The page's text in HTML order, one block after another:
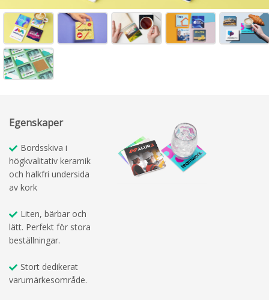
Egenskaper
Bordsskiva i
högkvalitativ keramik
och halkfri undersida
av kork
Liten, bärbar och
lätt. Perfekt för stora
beställningar.
Stort dedikerat
varumärkesområde.